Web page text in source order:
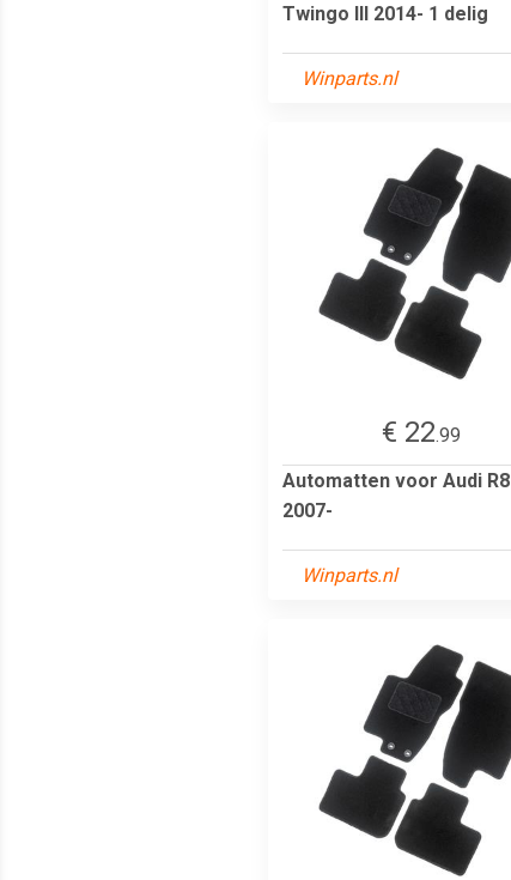
Twingo III 2014- 1 delig
Winparts.nl
€ 22.99
Automatten voor Audi R8
2007-
Winparts.nl